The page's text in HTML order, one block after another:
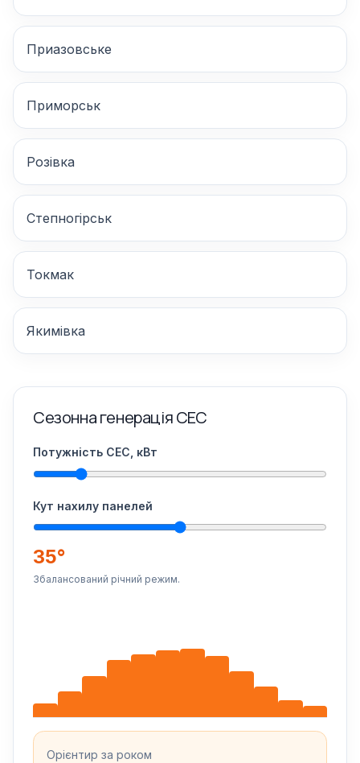
Приазовське
Приморськ
Розівка
Степногірськ
Токмак
Якимівка
Сезонна генерація СЕС
Потужність СЕС, кВт
Кут нахилу панелей
35°
Збалансований річний режим.
Орієнтир за роком